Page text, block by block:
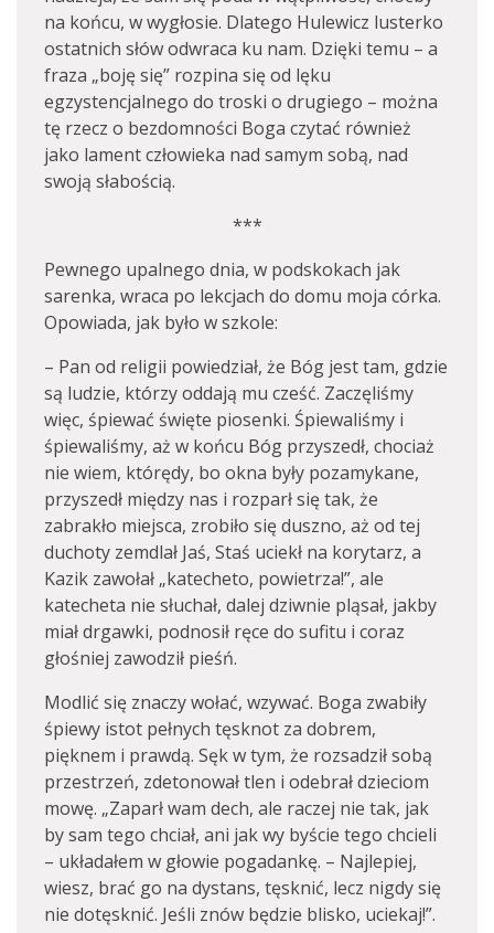
na końcu, w wygłosie. Dlatego Hulewicz lusterko
ostatnich słów odwraca ku nam. Dzięki temu – a
fraza „boję się” rozpina się od lęku
egzystencjalnego do troski o drugiego – można
tę rzecz o bezdomności Boga czytać również
jako lament człowieka nad samym sobą, nad
swoją słabością.
***
Pewnego upalnego dnia, w podskokach jak
sarenka, wraca po lekcjach do domu moja córka.
Opowiada, jak było w szkole:
– Pan od religii powiedział, że Bóg jest tam, gdzie
są ludzie, którzy oddają mu cześć. Zaczęliśmy
więc, śpiewać święte piosenki. Śpiewaliśmy i
śpiewaliśmy, aż w końcu Bóg przyszedł, chociaż
nie wiem, którędy, bo okna były pozamykane,
przyszedł między nas i rozparł się tak, że
zabrakło miejsca, zrobiło się duszno, aż od tej
duchoty zemdlał Jaś, Staś uciekł na korytarz, a
Kazik zawołał „katecheto, powietrza!”, ale
katecheta nie słuchał, dalej dziwnie pląsał, jakby
miał drgawki, podnosił ręce do sufitu i coraz
głośniej zawodził pieśń.
Modlić się znaczy wołać, wzywać. Boga zwabiły
śpiewy istot pełnych tęsknot za dobrem,
pięknem i prawdą. Sęk w tym, że rozsadził sobą
przestrzeń, zdetonował tlen i odebrał dzieciom
mowę. „Zaparł wam dech, ale raczej nie tak, jak
by sam tego chciał, ani jak wy byście tego chcieli
– układałem w głowie pogadankę. – Najlepiej,
wiesz, brać go na dystans, tęsknić, lecz nigdy się
nie dotęsknić. Jeśli znów będzie blisko, uciekaj!”.